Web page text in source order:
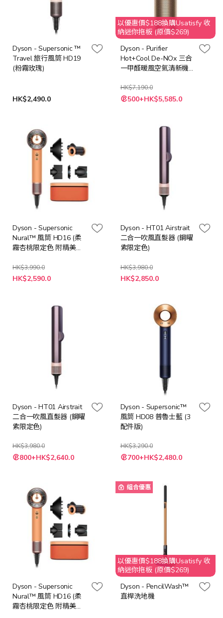
Dyson - Supersonic ™
Travel 旅行風筒 HD19
(粉霧玫瑰)
HK$2,490.0
以優惠價$188換購Usatisfy 收
納迷你拖板 (原價$269)
Dyson - Purifier
Hot+Cool De-NOx 三合
一甲醛暖風空氣清新機
HK$7,190.0
特
殊 500+HK$5,585.0
Dyson - Supersonic
Nural™ 風筒 HD16 (柔
霧杏桃限定色 附精美禮
HK$3,990.0
特
殊
HK$2,590.0
Dyson - HT01 Airstrait
二合一吹風直髮器 (鋼曜
紫限定色)
HK$3,980.0
特
殊
HK$2,850.0
Dyson - HT01 Airstrait
二合一吹風直髮器 (鋼曜
紫限定色)
HK$3,980.0
特
殊 800+HK$2,640.0
Dyson - Supersonic™
風筒 HD08 普魯士藍 (3
配件版)
HK$3,290.0
特
殊 700+HK$2,480.0
Dyson - Supersonic
Nural™ 風筒 HD16 (柔
霧杏桃限定色 附精美禮
組合優惠
以優惠價$188換購Usatisfy 收
納迷你拖板 (原價$269)
Dyson - PencilWash™
直桿洗地機